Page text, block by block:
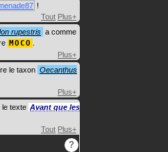
!
Tout Plus+
rupestris a comme
MOCO
Plus+
le taxon Oecanthus
Plus+
le texte Avant que les
Tout Plus+
?